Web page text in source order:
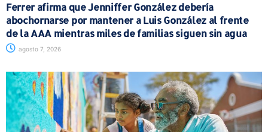
Ferrer afirma que Jenniffer González debería
abochornarse por mantener a Luis González al frente
de la AAA mientras miles de familias siguen sin agua
agosto 7, 2026